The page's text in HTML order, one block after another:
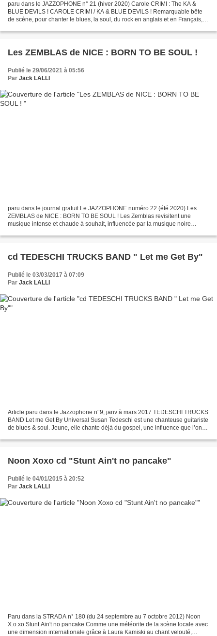
paru dans le JAZZOPHONE n° 21 (hiver 2020) Carole CRIMI : The KA &
BLUE DEVILS ! CAROLE CRIMI / KA & BLUE DEVILS ! Remarquable bête
de scène, pour chanter le blues, la soul, du rock en anglais et en Français,
Les ZEMBLAS de NICE : BORN TO BE SOUL !
Publié le 29/06/2021 à 05:56
Par Jack LALLI
paru dans le journal gratuit Le JAZZOPHONE numéro 22 (été 2020) Les
ZEMBLAS de NICE : BORN TO BE SOUL ! Les Zemblas revisitent une
musique intense et chaude à souhait, influencée par la musique noire
cd TEDESCHI TRUCKS BAND " Let me Get By"
Publié le 03/03/2017 à 07:09
Par Jack LALLI
Article paru dans le Jazzophone n°9, janv à mars 2017 TEDESCHI TRUCKS
BAND Let me Get By Universal Susan Tedeschi est une chanteuse guitariste
de blues & soul. Jeune, elle chante déjà du gospel, une influence que l’on
Noon Xoxo cd "Stunt Ain't no pancake"
Publié le 04/01/2015 à 20:52
Par Jack LALLI
Paru dans la STRADA n° 180 (du 24 septembre au 7 octobre 2012) Noon
X.o.xo Stunt Ain't no pancake Comme une météorite de la scène locale avec
une dimension internationale grâce à Laura Kamiski au chant velouté,